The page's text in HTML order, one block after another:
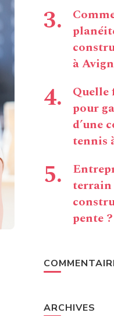
à
pour
d’une
tennis
terrain
pente ?
ARCHIVES